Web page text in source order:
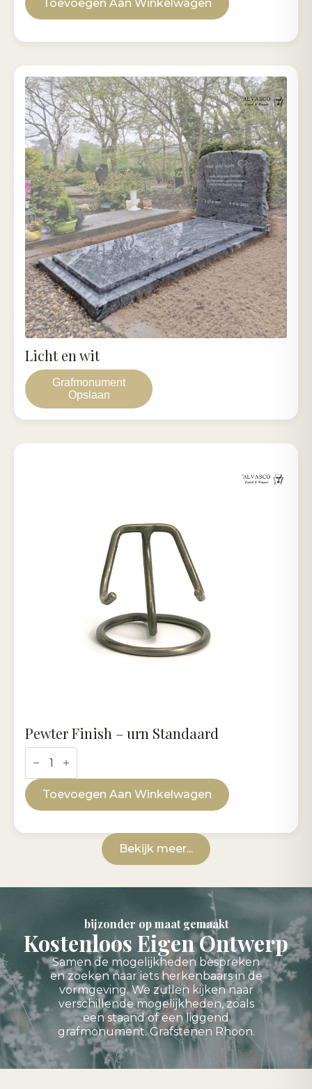
M
aantal
Toevoegen Aan Winkelwagen
Grafmonument
Opslaan
Licht en wit
Pewter
Finish
-
urn
Standaard
aantal
Toevoegen Aan Winkelwagen
Pewter Finish – urn Standaard
Bekijk meer...
bijzonder op maat gemaakt
Kostenloos Eigen Ontwerp
Samen de mogelijkheden bespreken
en zoeken naar iets herkenbaars in de
vormgeving. We zullen kijken naar
verschillende mogelijkheden, zoals
een staand of een liggend
grafmonument. Grafstenen Rhoon.